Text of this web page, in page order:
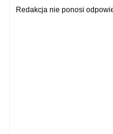
Redakcja nie ponosi